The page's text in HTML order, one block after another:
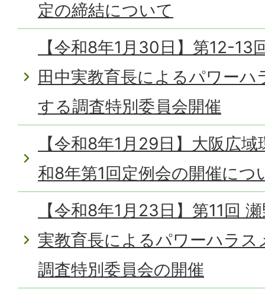
定の締結について
【令和8年1月30日】第12-13
田中実教育長によるパワー
する調査特別委員会開催
【令和8年1月29日】大阪広
和8年第1回定例会の開催につ
【令和8年1月23日】第11回
実教育長によるパワーハラ
調査特別委員会の開催